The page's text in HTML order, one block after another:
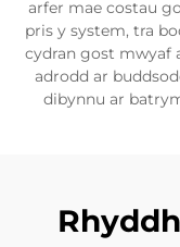
arfer mae costau
pris y system, tra
cydran gost mwyaf
adrodd ar
dibynnu ar